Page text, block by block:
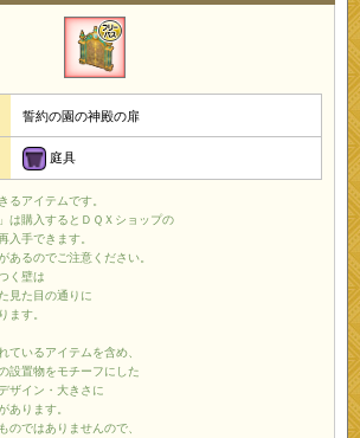
誓約の園の神殿の扉
庭具
るアイテムです。
は購入するとＤＱＸショップの
入手できます。
るのでご注意ください。
く壁は
見た目の通りに
ます。
いるアイテムを含め、
設置物をモチーフにした
ザイン・大きさに
あります。
のではありませんので、